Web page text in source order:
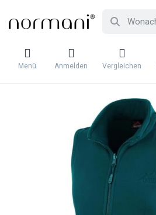
Menü Anmelden Vergleichen